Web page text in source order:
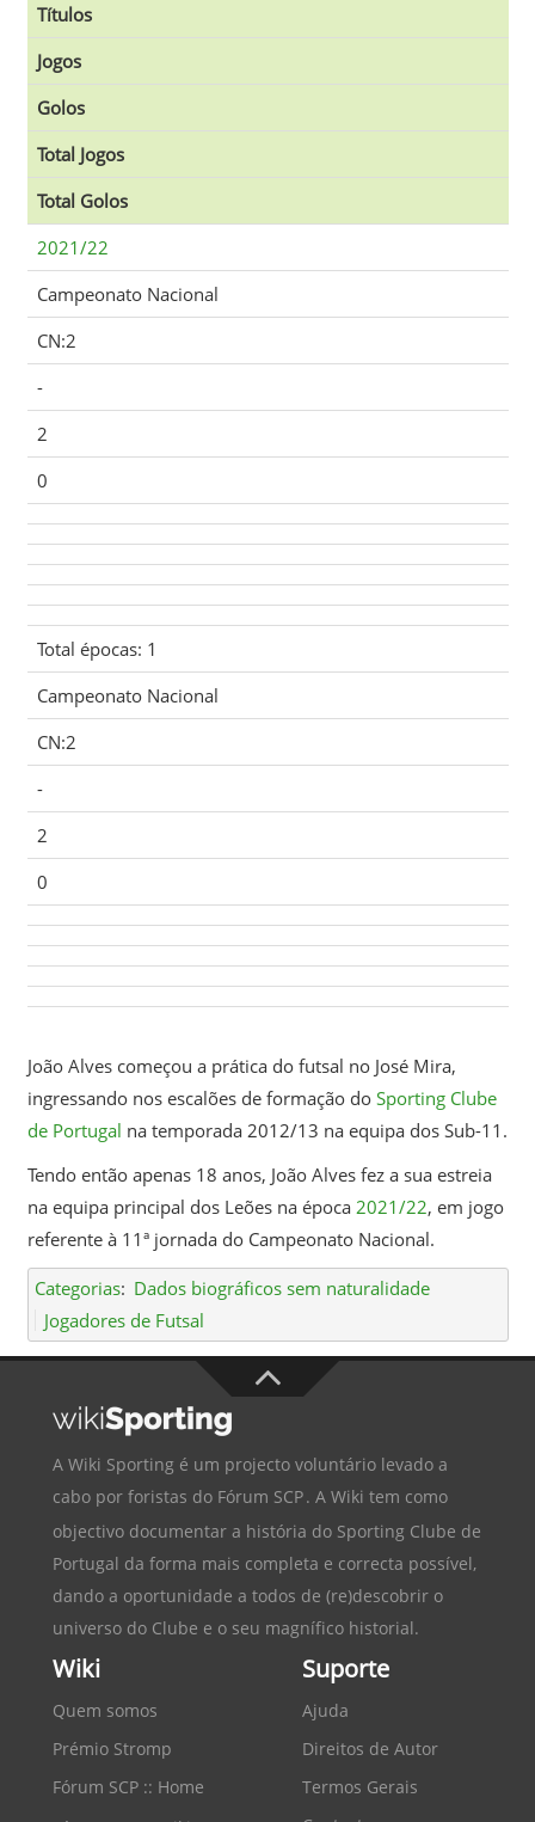
Títulos
Jogos
Golos
Total Jogos
Total Golos
2021/22
Campeonato Nacional
CN:2
-
2
0
Total épocas: 1
Campeonato Nacional
CN:2
-
2
0
João Alves começou a prática do futsal no José Mira,
ingressando nos escalões de formação do Sporting Clube
de Portugal na temporada 2012/13 na equipa dos Sub-11.
Tendo então apenas 18 anos, João Alves fez a sua estreia
na equipa principal dos Leões na época 2021/22, em jogo
referente à 11ª jornada do Campeonato Nacional.
Categorias: Dados biográficos sem naturalidade
Jogadores de Futsal
A Wiki Sporting é um projecto voluntário levado a
cabo por foristas do Fórum SCP. A Wiki tem como
objectivo documentar a história do Sporting Clube de
Portugal da forma mais completa e correcta possível,
dando a oportunidade a todos de (re)descobrir o
universo do Clube e o seu magnífico historial.
Wiki
Quem somos
Prémio Stromp
Fórum SCP :: Home
Suporte
Ajuda
Direitos de Autor
Termos Gerais